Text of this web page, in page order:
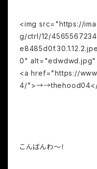
<img src="https://
g/ctrl/12/
0"
<a href="https://
4/
こんばんわ～！